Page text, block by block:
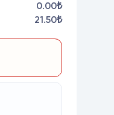
0.00₺
21.50₺